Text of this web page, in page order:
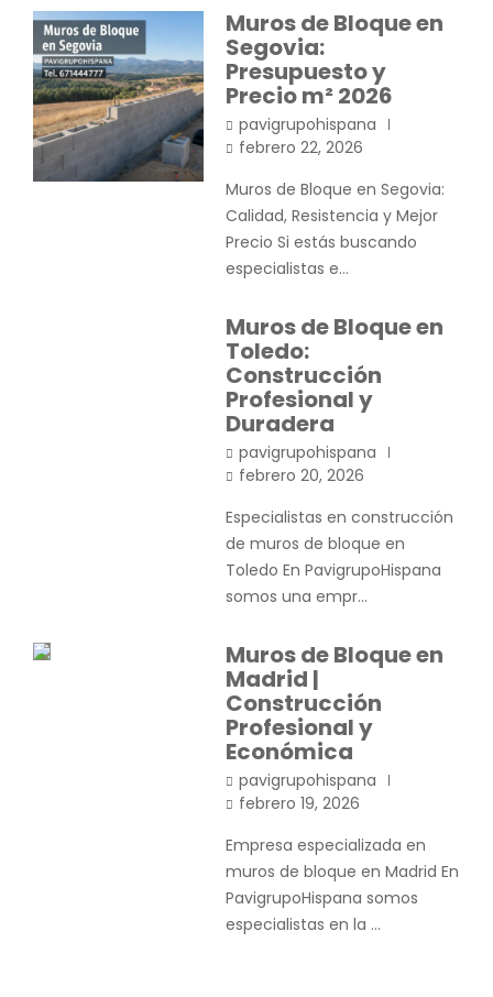
Muros de Bloque en
Segovia:
Presupuesto y
Precio m² 2026
pavigrupohispana
febrero 22, 2026
Muros de Bloque en Segovia:
Calidad, Resistencia y Mejor
Precio Si estás buscando
especialistas e…
Muros de Bloque en
Toledo:
Construcción
Profesional y
Duradera
pavigrupohispana
febrero 20, 2026
Especialistas en construcción
de muros de bloque en
Toledo En PavigrupoHispana
somos una empr…
Muros de Bloque en
Madrid |
Construcción
Profesional y
Económica
pavigrupohispana
febrero 19, 2026
Empresa especializada en
muros de bloque en Madrid En
PavigrupoHispana somos
especialistas en la …